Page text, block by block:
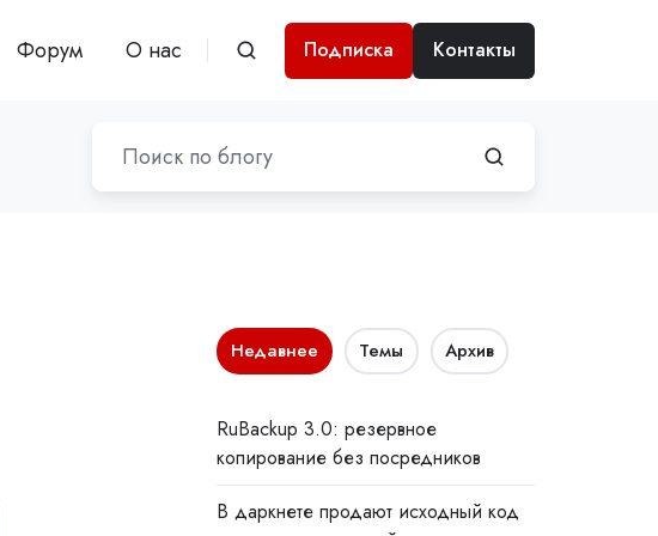
Форум О нас Подписка Контакты
Недавнее Темы Архив
RuBackup 3.0: резервное
копирование без посредников
В даркнете продают исходный код